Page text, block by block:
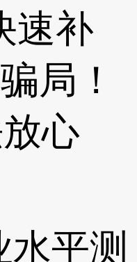
速补
局！
心
平测